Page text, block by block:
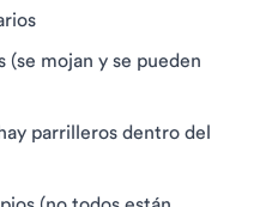
(se mojan y se pueden
parrilleros dentro del